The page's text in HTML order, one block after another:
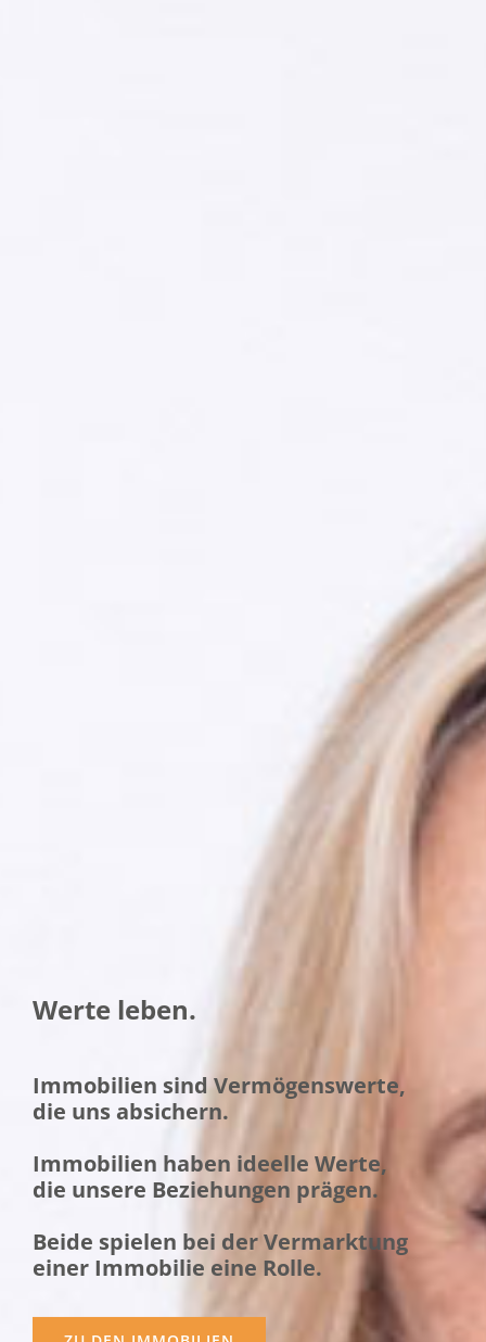
Werte leben.
Immobilien sind Vermögenswerte,
die uns absichern.
Immobilien haben ideelle Werte,
die unsere Beziehungen prägen.
Beide spielen bei der Vermarktung
einer Immobilie eine Rolle.